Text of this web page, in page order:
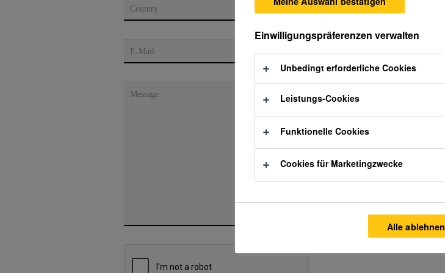
Country
E-Mail
Message
Einwilligungspräferenzen verwalten
Unbedingt erforderliche Cookies
Leistungs-Cookies
Funktionelle Cookies
Cookies für Marketingzwecke
Alle ablehnen